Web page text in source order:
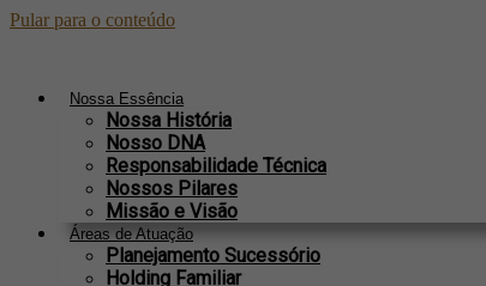
Pular para o conteúdo
Nossa Essência
Nossa História
Nosso DNA
Responsabilidade Técnica
Nossos Pilares
Missão e Visão
Áreas de Atuação
Planejamento Sucessório
Holding Familiar